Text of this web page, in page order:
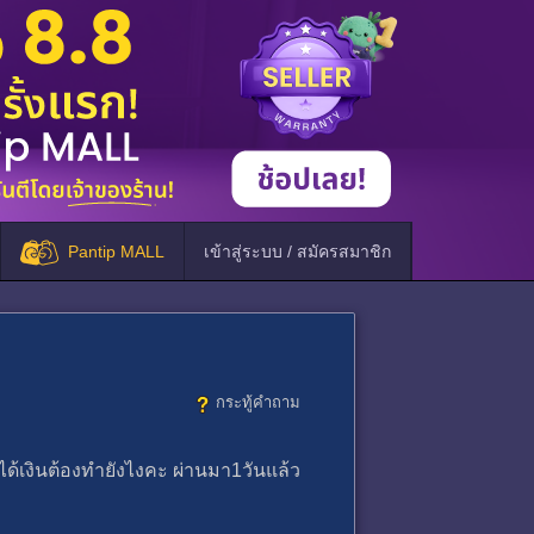
Pantip MALL เข้าสู่ระบบ / สมัครสมาชิก
กระทู้คำถาม
เงินต้องทำยังไงคะ ผ่านมา1วันแล้ว